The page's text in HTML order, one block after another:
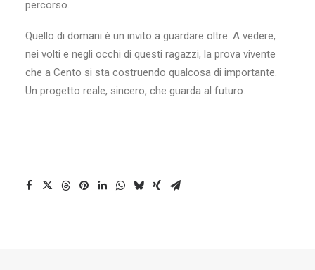
percorso.
Quello di domani è un invito a guardare oltre. A vedere,
nei volti e negli occhi di questi ragazzi, la prova vivente
che a Cento si sta costruendo qualcosa di importante.
Un progetto reale, sincero, che guarda al futuro.